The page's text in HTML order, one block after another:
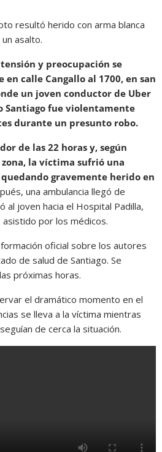
resultó herido con arma blanca
asalto.
y preocupación se
calle Cangallo al 1700, en san
un joven conductor de Uber
Santiago fue violentamente
durante un presunto robo.
de las 22 horas y, según
la víctima sufrió una
gravemente herido en
una ambulancia llegó de
al joven hacia el Hospital Padilla,
por los médicos.
oficial sobre los autores
de salud de Santiago. Se
próximas horas.
el dramático momento en el
se lleva a la víctima mientras
de cerca la situación.